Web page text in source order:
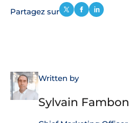
Partagez sur
Written by
Sylvain Fambon